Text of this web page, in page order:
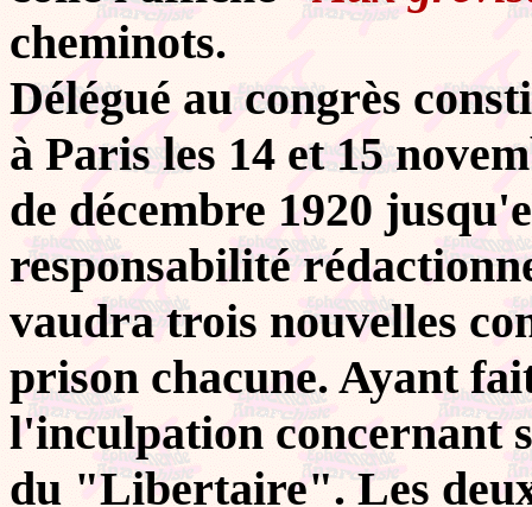
cheminots.
Délégué au congrès
à Paris les 14 et 15
de décembre 1920
responsabilité
vaudra trois nouvelles
prison chacune. Ayant
l'inculpation concernant
du "Libertaire". Les